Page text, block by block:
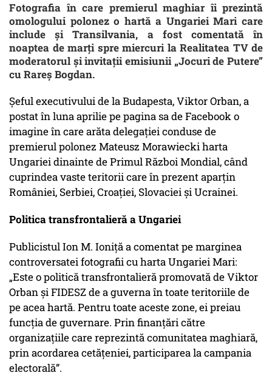
Fotografia în care premierul maghiar îi prezintă
omologului polonez o hartă a Ungariei Mari care
include și Transilvania, a fost comentată în
noaptea de marți spre miercuri la Realitatea TV de
moderatorul și invitații emisiunii „Jocuri de Putere”
cu Rareș Bogdan.
Șeful executivului de la Budapesta, Viktor Orban, a
postat în luna aprilie pe pagina sa de Facebook o
imagine în care arăta delegației conduse de
premierul polonez Mateusz Morawiecki harta
Ungariei dinainte de Primul Război Mondial, când
cuprindea vaste teritorii care în prezent aparțin
României, Serbiei, Croației, Slovaciei și Ucrainei.
Politica transfrontalieră a Ungariei
Publicistul Ion M. Ioniță a comentat pe marginea
controversatei fotografii cu harta Ungariei Mari:
„Este o politică transfrontalieră promovată de Viktor
Orban și FIDESZ de a guverna în toate teritoriile de
pe acea hartă. Pentru toate aceste zone, ei preiau
funcția de guvernare. Prin finanțări către
organizațiile care reprezintă comunitatea maghiară,
prin acordarea cetățeniei, participarea la campania
electorală”.